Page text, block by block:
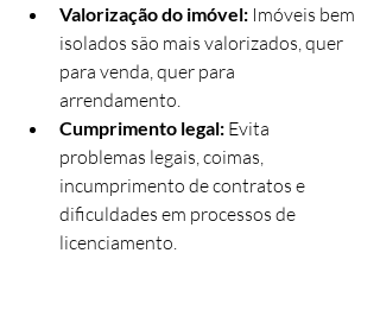
Valorização do imóvel: Imóveis bem
isolados são mais valorizados, quer
para venda, quer para
arrendamento.
Cumprimento legal: Evita
problemas legais, coimas,
incumprimento de contratos e
dificuldades em processos de
licenciamento.